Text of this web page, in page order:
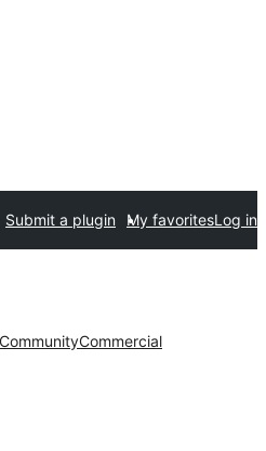
Submit a plugin My favoritesLog in
CommunityCommercial